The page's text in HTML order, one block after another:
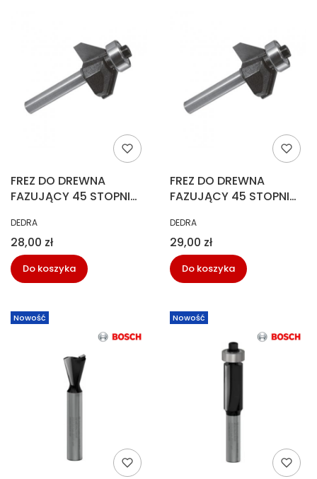
FREZ DO DREWNA
FAZUJĄCY 45 STOPNI
52MM DEDRA 07F101A
PRODUCENT
DEDRA
Cena
28,00 zł
Do koszyka
FREZ DO DREWNA
FAZUJĄCY 45 STOPNI
DEDRA 07F102B
PRODUCENT
DEDRA
Cena
29,00 zł
Do koszyka
Nowość Nowość